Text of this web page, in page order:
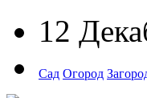
12
Сад Огород